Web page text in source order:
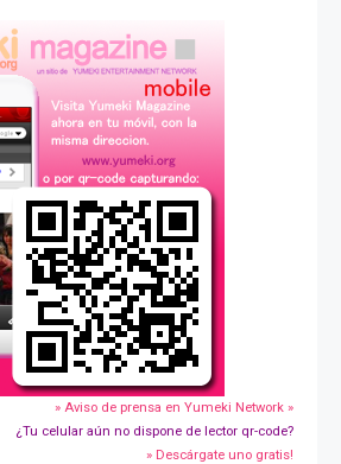
» Aviso de prensa en Yumeki Network »
¿Tu celular aún no dispone de lector qr-code?
» Descárgate uno gratis!